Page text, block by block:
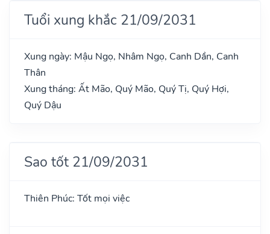
Tuổi xung khắc 21/09/2031
Xung ngày: Mậu Ngọ, Nhâm Ngọ, Canh Dần, Canh
Thân
Xung tháng: Ất Mão, Quý Mão, Quý Tị, Quý Hợi,
Quý Dậu
Sao tốt 21/09/2031
Thiên Phúc: Tốt mọi việc